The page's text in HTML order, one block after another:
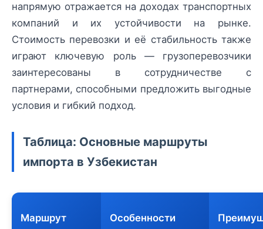
напрямую отражается на доходах транспортных
компаний и их устойчивости на рынке.
Стоимость перевозки и её стабильность также
играют ключевую роль — грузоперевозчики
заинтересованы в сотрудничестве с
партнерами, способными предложить выгодные
условия и гибкий подход.
Таблица: Основные маршруты
импорта в Узбекистан
Маршрут Особенности